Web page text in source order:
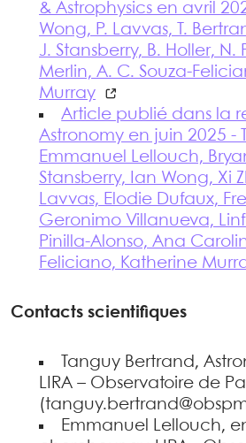
& Astrophysics en avril
Wong, P. Lavvas, T.
J. Stansberry, B. Holler, N.
Merlin, A. C. Souza-
Murray
Article publié dans la
Astronomy en juin 2025 -
Emmanuel Lellouch,
Stansberry, Ian Wong, Xi
Lavvas, Elodie Dufaux,
Geronimo Villanueva,
Pinilla-Alonso, Ana
Feliciano, Katherine
Contacts scientifiques
Tanguy Bertrand,
LIRA – Observatoire de
Emmanuel Lellouch,